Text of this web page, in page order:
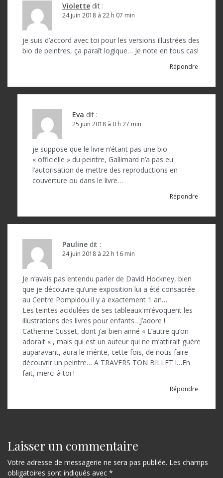
Violette dit :
24 juin 2018 à 22 h 07 min
je suis d’accord avec toi pour les versions illustrées des
bio de peintres, ça paraît logique… Je note en tous cas!
Répondre
Eva dit :
25 juin 2018 à 0 h 27 min
je suppose que le livre n’étant pas une bio
« officielle » du peintre, Gallimard n’a pas eu
l’autorisation de mettre des reproductions en
couverture ou dans le livre…
Répondre
Pauline dit :
24 juin 2018 à 22 h 16 min
Je n’avais pas entendu parler de David Hockney, bien
que je découvre qu’une exposition lui a été consacrée
au Centre Pompidou il y a exactement 1 an…
Les teintes acidulées de ses tableaux m’évoquent les
illustrations des livres pour enfants…J’adore !
Catherine Cusset, dont j’ai bien aimé « L’autre qu’on
adorait « , mais qui est un auteur qui ne m’attirait guère
auparavant, aura le mérite, cette fois, de nous faire
découvrir un peintre… A TRAVERS TON BILLET !…En
fait, merci à toi !
Répondre
Laisser un commentaire
Votre adresse de messagerie ne sera pas publiée. Les champs
obligatoires sont indiqués avec *